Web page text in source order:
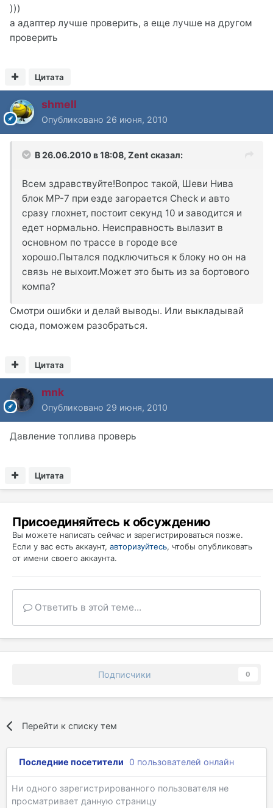
)))
а адаптер лучше проверить, а еще лучше на другом
проверить
Цитата
shmell
Опубликовано 26 июня, 2010
В 26.06.2010 в 18:08, Zent сказал:
Всем здравствуйте!Вопрос такой, Шеви Нива
блок МР-7 при езде загорается Check и авто
сразу глохнет, постоит секунд 10 и заводится и
едет нормально. Неисправность вылазит в
основном по трассе в городе все
хорошо.Пытался подключиться к блоку но он на
связь не выхоит.Может это быть из за бортового
компа?
Смотри ошибки и делай выводы. Или выкладывай
сюда, поможем разобраться.
Цитата
mnk
Опубликовано 29 июня, 2010
Давление топлива проверь
Цитата
Присоединяйтесь к обсуждению
Вы можете написать сейчас и зарегистрироваться позже.
Если у вас есть аккаунт, авторизуйтесь, чтобы опубликовать
от имени своего аккаунта.
Ответить в этой теме...
Подписчики 0
Перейти к списку тем
Последние посетители 0 пользователей онлайн
Ни одного зарегистрированного пользователя не
просматривает данную страницу